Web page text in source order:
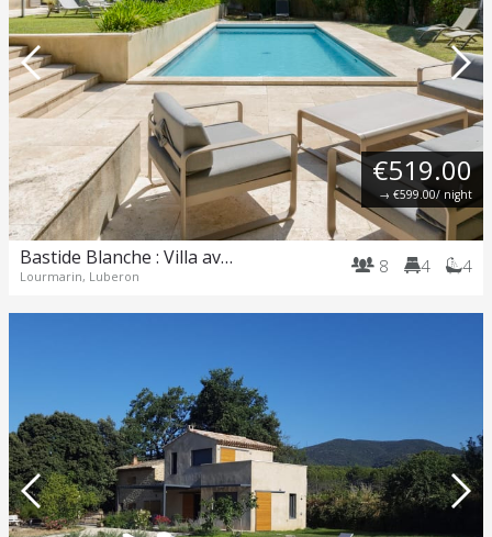
€519.00
→ €599.00/ night
Bastide Blanche : Villa avec piscine et terrain de pétanque à Lourmarin.
Lourmarin, Luberon 8 4 4